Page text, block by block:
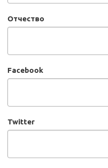
Отчество
Facebook
Twitter